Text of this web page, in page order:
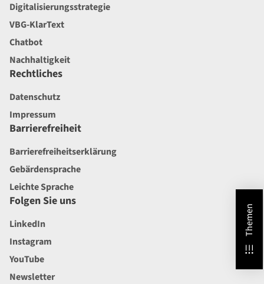
Themen
Digitalisierungsstrategie
VBG-KlarText
Chatbot
Nachhaltigkeit
Rechtliches
Datenschutz
Impressum
Barrierefreiheit
Barrierefreiheitserklärung
Gebärdensprache
Leichte Sprache
Folgen Sie uns
LinkedIn
Instagram
YouTube
Newsletter